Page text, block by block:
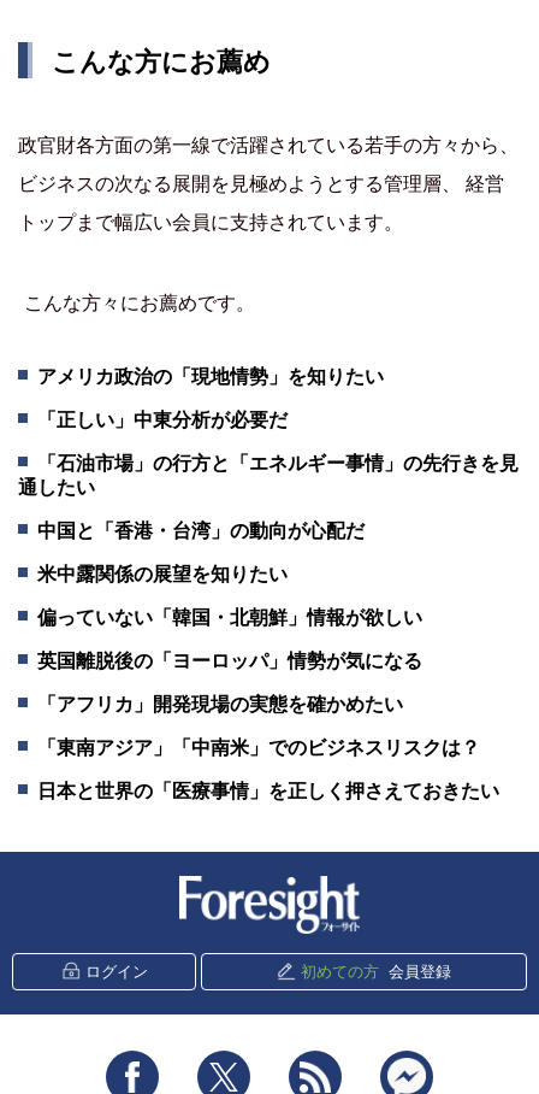
こんな方にお薦め
政官財各方面の第一線で活躍されている若手の方々から、
ビジネスの次なる展開を見極めようとする管理層、 経営
トップまで幅広い会員に支持されています。
こんな方々にお薦めです。
アメリカ政治の「現地情勢」を知りたい
「正しい」中東分析が必要だ
「石油市場」の行方と「エネルギー事情」の先行きを見
通したい
中国と「香港・台湾」の動向が心配だ
米中露関係の展望を知りたい
偏っていない「韓国・北朝鮮」情報が欲しい
英国離脱後の「ヨーロッパ」情勢が気になる
「アフリカ」開発現場の実態を確かめたい
「東南アジア」「中南米」でのビジネスリスクは？
日本と世界の「医療事情」を正しく押さえておきたい
ログイン 初めての方 会員登録
Facebook Twitter RSS